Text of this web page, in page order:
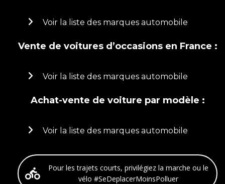
Voir la liste des marques automobile
Vente de voitures d’occasions en France :
Voir la liste des marques automobile
Achat-vente de voiture par modèle :
Voir la liste des marques automobile
Pour les trajets courts, privilégiez la marche ou le
vélo #SeDeplacerMoinsPolluer